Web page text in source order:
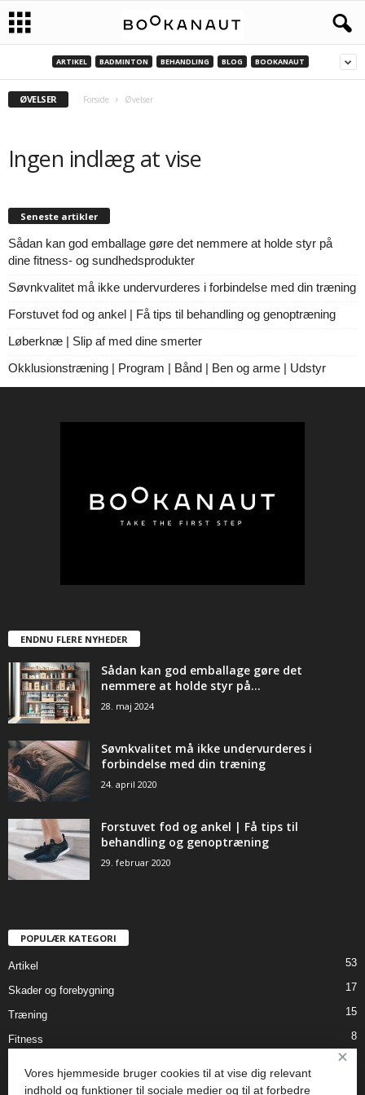
ARTIKEL BADMINTON BEHANDLING BLOG BOOKANAUT
ØVELSER Forside Øvelser
Ingen indlæg at vise
Seneste artikler
Sådan kan god emballage gøre det nemmere at holde styr på
dine fitness- og sundhedsprodukter
Søvnkvalitet må ikke undervurderes i forbindelse med din træning
Forstuvet fod og ankel | Få tips til behandling og genoptræning
Løberknæ | Slip af med dine smerter
Okklusionstræning | Program | Bånd | Ben og arme | Udstyr
ENDNU FLERE NYHEDER
Sådan kan god emballage gøre det
nemmere at holde styr på...
28. maj 2024
Søvnkvalitet må ikke undervurderes i
forbindelse med din træning
24. april 2020
Forstuvet fod og ankel | Få tips til
behandling og genoptræning
29. februar 2020
POPULÆR KATEGORI
Artikel 53
Skader og forebygning 17
Træning 15
Fitness 8
Indlæg
+
Vores hjemmeside bruger cookies til at vise dig relevant
indhold og funktioner til sociale medier og til at forbedre